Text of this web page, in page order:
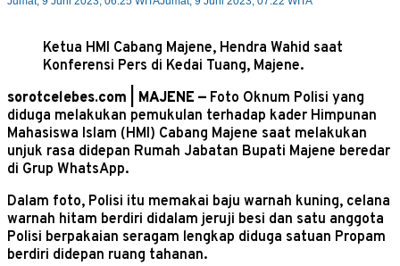
Ketua HMI Cabang Majene, Hendra Wahid saat
Konferensi Pers di Kedai Tuang, Majene.
sorotcelebes.com | MAJENE — Foto Oknum Polisi yang
diduga melakukan pemukulan terhadap kader Himpunan
Mahasiswa Islam (HMI) Cabang Majene saat melakukan
unjuk rasa didepan Rumah Jabatan Bupati Majene beredar
di Grup WhatsApp.
Dalam foto, Polisi itu memakai baju warnah kuning, celana
warnah hitam berdiri didalam jeruji besi dan satu anggota
Polisi berpakaian seragam lengkap diduga satuan Propam
berdiri didepan ruang tahanan.